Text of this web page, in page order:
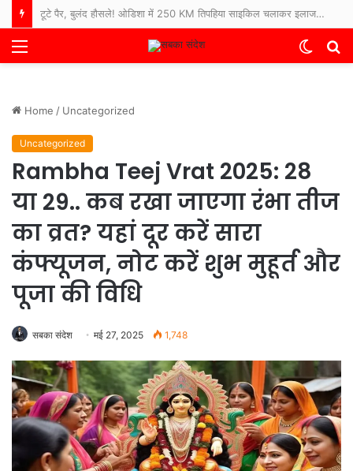
रोज खाने वाली अरहर दाल पर भारत में बड़ी वैज्ञानिक खोज, पहली बार तैयार हुआ पूरा जीनोम
Menu
Switch
Home / Uncategorized
Uncategorized
Rambha Teej Vrat 2025: 28
या 29.. कब रखा जाएगा रंभा तीज
का व्रत? यहां दूर करें सारा
कंफ्यूजन, नोट करें शुभ मुहूर्त और
पूजा की विधि
सबका संदेश मई 27, 2025 1,748